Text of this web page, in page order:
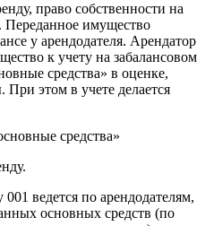
право собственности на
Переданное имущество
у арендодателя. Арендатор
к учету на забалансовом
средства» в оценке,
При этом в учете делается
средства»
ведется по арендодателям,
основных средств (по